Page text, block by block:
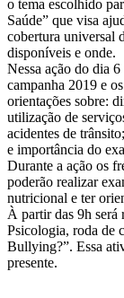
o tema escolhido
Saúde” que visa
cobertura universal
disponíveis e onde.
Nessa ação do dia
campanha 2019 e
orientações sobre:
utilização de
acidentes de
e importância do
Durante a ação os
poderão realizar
nutricional e ter
À partir das 9h será
Psicologia, roda de
Bullying?”. Essa
presente.